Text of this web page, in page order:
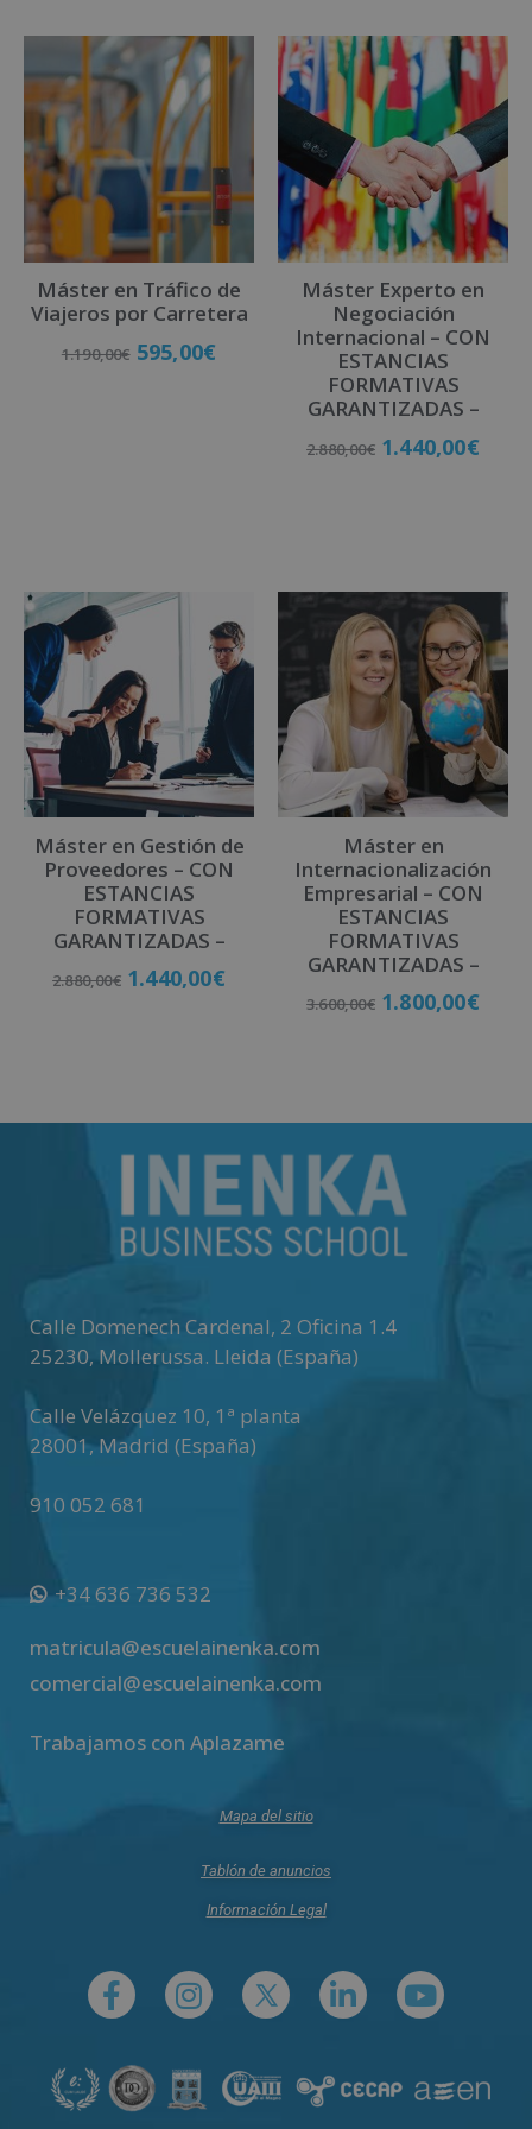
e
r
n
a
t
i
v
e
:
Máster en Tráfico de
Viajeros por Carretera
1.190,00€ 595,00€
Máster Experto en
Negociación
Internacional – CON
ESTANCIAS
FORMATIVAS
GARANTIZADAS –
2.880,00€ 1.440,00€
Máster en Gestión de
Proveedores – CON
ESTANCIAS
FORMATIVAS
GARANTIZADAS –
2.880,00€ 1.440,00€
Máster en
Internacionalización
Empresarial – CON
ESTANCIAS
FORMATIVAS
GARANTIZADAS –
3.600,00€ 1.800,00€
Calle Domenech Cardenal, 2 Oficina 1.4
25230, Mollerussa. Lleida (España)
Calle Velázquez 10, 1ª planta
28001,Madrid (España)
910 052 681
+34 636 736 532
matricula@escuelainenka.com
comercial@escuelainenka.com
Trabajamos con Aplazame
Mapa del sitio
Tablón de anuncios
Información Legal